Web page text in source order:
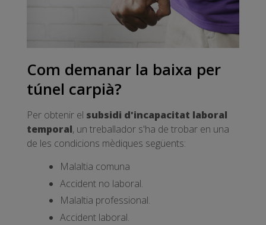
Com demanar la baixa per
túnel carpià?
Per obtenir el subsidi d'incapacitat laboral
temporal, un treballador s'ha de trobar en una
de les condicions mèdiques següents:
Malaltia comuna
Accident no laboral.
Malaltia professional.
Accident laboral.